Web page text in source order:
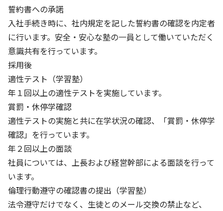
Kyoshin Digital Academy
卓越した安全・安心を目指して
基本方針
安全と安心への取り組み
安全・安心にお通いいただくために
活動報告
お客様相談センター
メッセージアーカイブス
誓約書への承諾
入社手続き時に、社内規定を記した誓約書の確認を内定者
に行います。安全・安心な塾の一員として働いていただく
意識共有を行っています。
採用後
適性テスト（学習塾）
年１回以上の適性テストを実施しています。
賞罰・休停学確認
適性テストの実施と共に在学状況の確認、「賞罰・休停学
確認」を行っています。
年２回以上の面談
社員については、上長および経営幹部による面談を行って
います。
倫理行動遵守の確認書の提出（学習塾）
法令遵守だけでなく、生徒とのメール交換の禁止など、